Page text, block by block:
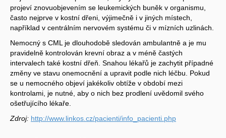
projeví znovuobjevením se leukemických buněk v organismu,
často nejprve v kostní dřeni, výjimečně i v jiných místech,
například v centrálním nervovém systému či v mízních uzlinách.
Nemocný s CML je dlouhodobě sledován ambulantně a je mu
pravidelně kontrolován krevní obraz a v méně častých
intervalech také kostní dřeň. Snahou lékařů je zachytit případné
změny ve stavu onemocnění a upravit podle nich léčbu. Pokud
se u nemocného objeví jakékoliv obtíže v období mezi
kontrolami, je nutné, aby o nich bez prodlení uvědomil svého
ošetřujícího lékaře.
Zdroj: http://www.linkos.cz/pacienti/info_pacienti.php